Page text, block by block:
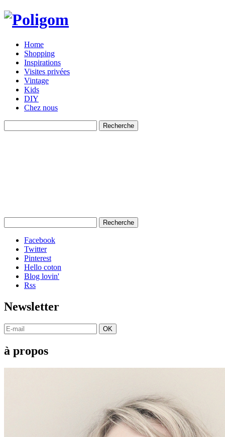
Home
Shopping
Inspirations
Visites privées
Vintage
Kids
DIY
Chez nous
Facebook
Twitter
Pinterest
Hello coton
Blog lovin'
Rss
Newsletter
OK
à propos